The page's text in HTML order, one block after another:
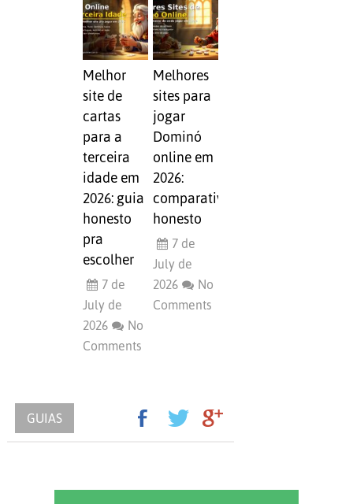
Melhor
site de
cartas
para a
terceira
idade em
2026: guia
honesto
pra
escolher
7 de
July de
2026
No
Comments
Melhores
sites para
jogar
Dominó
online em
2026:
comparativo
honesto
7 de
July de
2026
No
Comments
GUIAS